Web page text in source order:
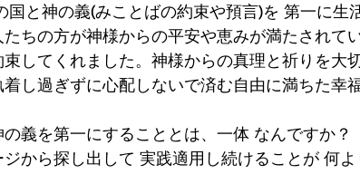
と神の義(みことばの約束や預言)を 第一に生
ちの方が神様からの平安や恵みが満たされて
してくれました。神様からの真理と祈りを大
し過ぎずに心配しないで済む自由に満ちた幸
義を第一にすることとは、一体 なんですか？
から探し出して 実践適用し続けることが 何よ